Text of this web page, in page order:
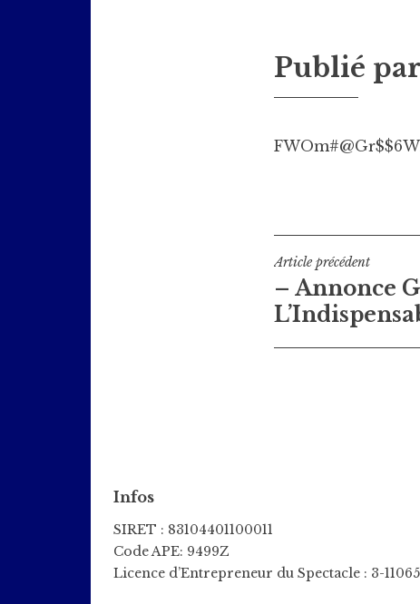
Publié par
Navigation
de
l’article
Article précédent
– Annonce
Infos
SIRET : 83104401100011
Code APE: 9499Z
Licence d’Entrepreneur du Spectacle : 3-